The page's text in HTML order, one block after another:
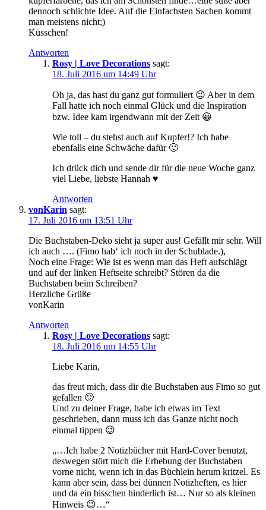
dennoch schlichte Idee. Auf die Einfachsten Sachen kommt
man meistens nicht;)
Küsschen!
Antworten
Rosy | Love Decorations sagt:
18. Juli 2016 um 14:49 Uhr
Oh ja, das hast du ganz gut formuliert 😉 Aber in dem
Fall hatte ich noch einmal Glück und die Inspiration
bzw. Idee kam irgendwann mit der Zeit 😀
Wie toll – du stehst auch auf Kupfer!? Ich habe
ebenfalls eine Schwäche dafür 🙂
Ich drück dich und sende dir für die neue Woche ganz
viel Liebe, liebste Hannah ♥
Antworten
vonKarin sagt:
17. Juli 2016 um 13:51 Uhr
Die Buchstaben-Deko sieht ja super aus! Gefällt mir sehr. Will
ich auch …. (Fimo hab‘ ich noch in der Schublade.),
Noch eine Frage: Wie ist es wenn man das Heft aufschlägt
und auf der linken Heftseite schreibt? Stören da die
Buchstaben beim Schreiben?
Herzliche Grüße
vonKarin
Antworten
Rosy | Love Decorations sagt:
18. Juli 2016 um 14:55 Uhr
Liebe Karin,
das freut mich, dass dir die Buchstaben aus Fimo so gut
gefallen 🙂
Und zu deiner Frage, habe ich etwas im Text
geschrieben, dann muss ich das Ganze nicht noch
einmal tippen 😉
„…Ich habe 2 Notizbücher mit Hard-Cover benutzt,
deswegen stört mich die Erhebung der Buchstaben
vorne nicht, wenn ich in das Büchlein herum kritzel. Es
kann aber sein, dass bei dünnen Notizheften, es hier
und da ein bisschen hinderlich ist… Nur so als kleinen
Hinweis 😉…“